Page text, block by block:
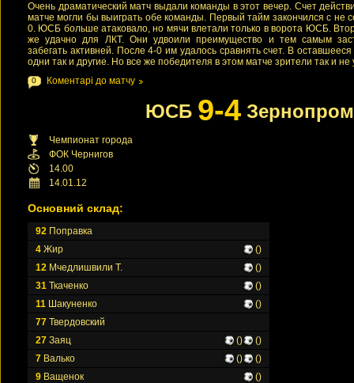
Очень драматический матч выдали команды в этот вечер. Счет
матче могли бы выиграть обе команды. Первый тайм закончился с не
0. ЮСБ больше атаковало, но мячи влетали только в ворота ЮСБ.
же удачно для ЛКТ. Они удвоили преимущество и тем самым
забегать активней. После 4-0 им удалось сравнять счет. В
одни так и другие. Но все же победителя в этом матче зрители так и не
0 Коментарі до матчу
ЮСБ 9-4 Зернопром
Чемпионат города
ФОК Чернигов
14.00
14.01.12
Основний склад:
92 Поправка
4 Жир
()
12 Мчедлишвили Т.
()
31 Ткаченко
()
11 Шакуненко
()
77 Твердовский
27 Заяц ()
()
7 Валько ()
()
9 Ващенок
()